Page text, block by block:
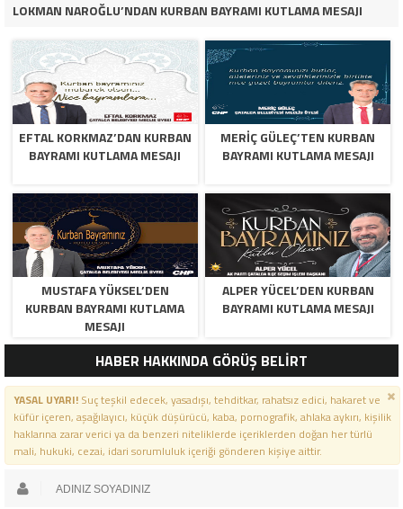
LOKMAN NAROĞLU’NDAN KURBAN BAYRAMI KUTLAMA MESAJI
EFTAL KORKMAZ’DAN KURBAN
BAYRAMI KUTLAMA MESAJI
MERİÇ GÜLEÇ’TEN KURBAN
BAYRAMI KUTLAMA MESAJI
MUSTAFA YÜKSEL’DEN
KURBAN BAYRAMI KUTLAMA
MESAJI
ALPER YÜCEL’DEN KURBAN
BAYRAMI KUTLAMA MESAJI
HABER HAKKINDA GÖRÜŞ BELİRT
YASAL UYARI!Suç teşkil edecek, yasadışı, tehditkar, rahatsız edici, hakaret ve
küfür içeren, aşağılayıcı, küçük düşürücü, kaba, pornografik, ahlaka aykırı, kişilik
haklarına zarar verici ya da benzeri niteliklerde içeriklerden doğan her türlü
mali, hukuki, cezai, idari sorumluluk içeriği gönderen kişiye aittir.